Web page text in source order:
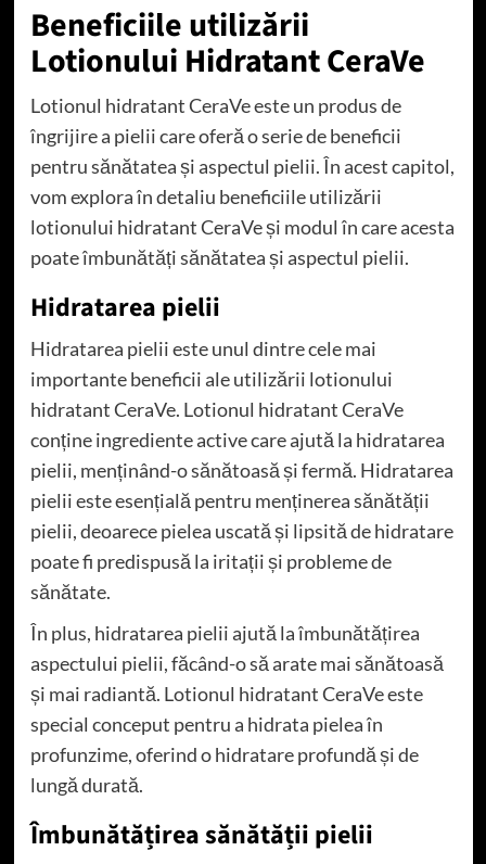
Beneficiile utilizării
Lotionului Hidratant CeraVe
Lotionul hidratant CeraVe este un produs de
îngrijire a pielii care oferă o serie de beneficii
pentru sănătatea și aspectul pielii. În acest capitol,
vom explora în detaliu beneficiile utilizării
lotionului hidratant CeraVe și modul în care acesta
poate îmbunătăți sănătatea și aspectul pielii.
Hidratarea pielii
Hidratarea pielii este unul dintre cele mai
importante beneficii ale utilizării lotionului
hidratant CeraVe. Lotionul hidratant CeraVe
conține ingrediente active care ajută la hidratarea
pielii, menținând-o sănătoasă și fermă. Hidratarea
pielii este esențială pentru menținerea sănătății
pielii, deoarece pielea uscată și lipsită de hidratare
poate fi predispusă la iritații și probleme de
sănătate.
În plus, hidratarea pielii ajută la îmbunătățirea
aspectului pielii, făcând-o să arate mai sănătoasă
și mai radiantă. Lotionul hidratant CeraVe este
special conceput pentru a hidrata pielea în
profunzime, oferind o hidratare profundă și de
lungă durată.
Îmbunătățirea sănătății pielii